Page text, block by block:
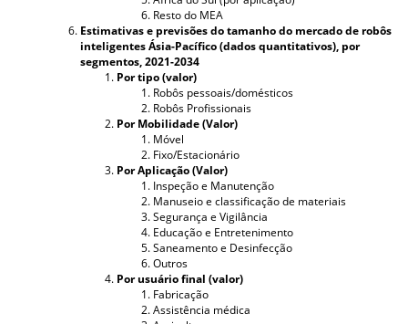
Resto do MEA
Estimativas e previsões do tamanho do mercado de robôs
inteligentes Ásia-Pacífico (dados quantitativos), por
segmentos, 2021-2034
Por tipo (valor)
Robôs pessoais/domésticos
Robôs Profissionais
Por Mobilidade (Valor)
Móvel
Fixo/Estacionário
Por Aplicação (Valor)
Inspeção e Manutenção
Manuseio e classificação de materiais
Segurança e Vigilância
Educação e Entretenimento
Saneamento e Desinfecção
Outros
Por usuário final (valor)
Fabricação
Assistência médica